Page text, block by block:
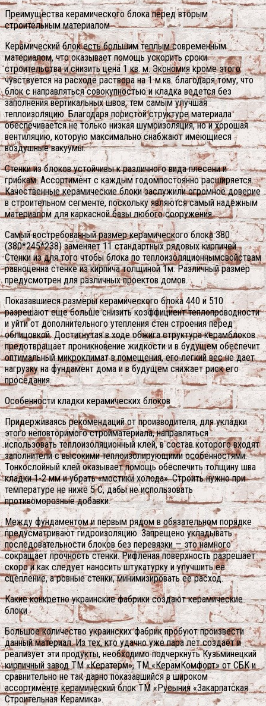
Преимущества керамического блока перед вторым
строительным материалом
Керамический блок есть большим теплым современным
материалом, что оказывает помощь ускорить сроки
строительства и снизить цена 1 кв. м. Экономия кроме этого
чувствуется на расходе раствора на 1 м.кв. благодаря тому, что
блок с направляться совокупностью и кладка ведется без
заполнения вертикальных швов, тем самым улучшая
теплоизоляцию. Благодаря пористой структуре материала
обеспечивается не только низкая шумоизоляция, но и хорошая
вентиляцию, которую максимально снабжают имеющиеся
воздушные вакуумы.
Стенки из блоков устойчивы к различного вида плесени и
грибкам. Ассортимент с каждым годомпостоянно расширяется.
Качественные керамические блоки заслужили огромное доверие
в строительном сегменте, поскольку являются самый надёжным
материалом для каркасной базы любого сооружения.
Самый востребованный размер керамического блока 380
(380*245*238) заменяет 11 стандартных рядовых кирпичей.
Стенки из для того чтобы блока по теплоизоляционнымсвойствам
равноценна стенке из кирпича толщиной 1м. Различный размер
предусмотрен для различных проектов домов.
Показавшиеся размеры керамического блока 440 и 510
разрешают еще больше снизить коэффициент теплопроводности
и уйти от дополнительного утепления стен строения перед
облицовкой. Достигнутая в ходе обжига структура керамблоков
предотвращает проникновение жидкости и в будущем обеспечит
оптимальный микроклимат в помещения, его легкий вес не дает
нагрузку на фундамент дома и в будущем снижает риск его
проседания.
Особенности кладки керамических блоков
Придерживаясь рекомендаций от производителя, для укладки
этого неповторимого стройматериала, направляться
использовать теплоизоляционный клей, в состав которого входят
заполнители с высокими теплоизолирующими особенностями.
Тонкослойный клей оказывает помощь обеспечить толщину шва
кладки 1-2 мм и убрать «мостики холода». Строить нужно при
температуре не ниже 5 С, дабы не использовать
противоморозные добавки.
Между фундаментом и первым рядом в обязательном порядке
предусматривают гидроизоляцию. Запрещено укладывать
последовательности блоков без перевязки — это намного
сокращает прочность стенки. Рифленая поверхность разрешает
скоро и как следует наносить штукатурку и улучшить ее
сцепление, а ровные стенки, минимизировать ее расход.
Какие конкретно украинские фабрики создают керамические
блоки
Большое количество украинских фабрик пробуют произвести
данный материал. Из тех, кто удачно уже пара лет создаёт и
реализует эти продукты, необходимо подчеркнуть Кузьминецкий
кирпичный завод ТМ «Кератерм», ТМ «КерамКомфорт» от СБК и
сравнительно не так давно показавшийся в широком
ассортименте керамический блок ТМ «Русыния «Закарпатская
Строительная Керамика».